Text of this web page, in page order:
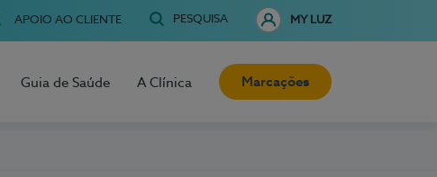
APOIO AO CLIENTE PESQUISA MY LUZ
Guia de Saúde A Clínica Marcações